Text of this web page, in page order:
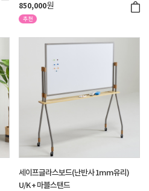
850,000원
세이프글라스보드(난반사 1mm유리)
U/K + 마블스탠드